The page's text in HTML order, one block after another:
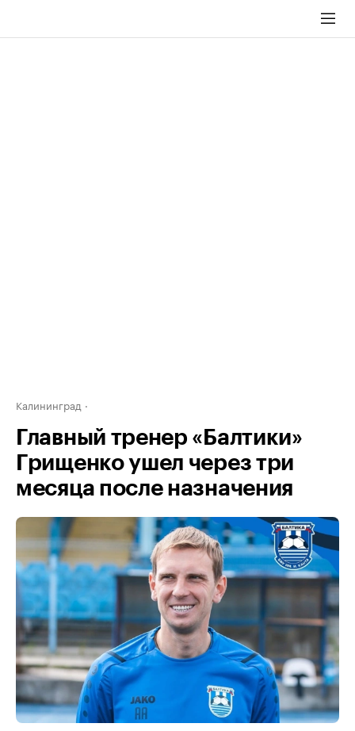
Калининград
Главный тренер «Балтики»
Грищенко ушел через три
месяца после назначения